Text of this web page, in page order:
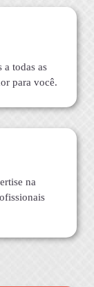
a todas as
para você.
na